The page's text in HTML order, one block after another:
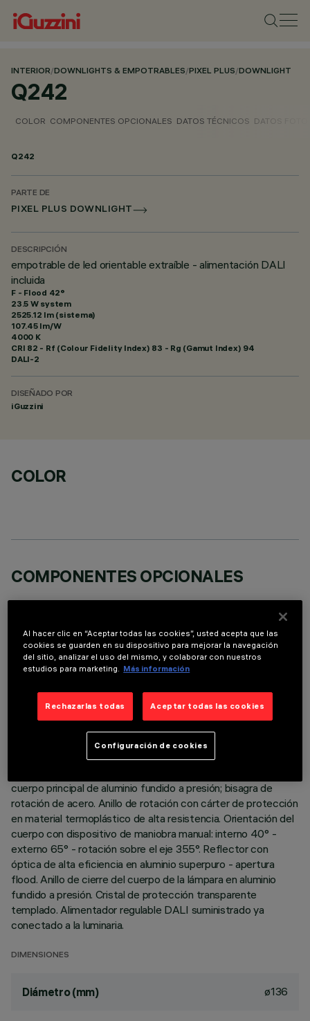
INTERIOR/DOWNLIGHTS & EMPOTRABLES/PIXEL PLUS/DOWNLIGHT
Q242
COLOR COMPONENTES OPCIONALES DATOS TÉCNICOS DATOS
Q242
PARTE DE
PIXEL PLUS DOWNLIGHT
DESCRIPCIÓN
empotrable de led orientable extraíble - alimentación DALI
incluida
F - Flood 42°
23.5 W system
2525.12 lm (sistema)
107.45 lm/W
4000 K
CRI 82 - Rf (Colour Fidelity Index) 83 - Rg (Gamut Index) 94
DALI-2
DISEÑADO POR
iGuzzini
COLOR
COMPONENTES OPCIONALES
DATOS TÉCNICOS
ÚLTIMA ACTUALIZACIÓN: 06/08/2026
Luminaria empotrable orientable extraíble para lámpara LED
cuerpo principal de aluminio fundido a presión; bisagra de
rotación de acero. Anillo de rotación con cárter de protección
en material termoplástico de alta resistencia. Orientación del
cuerpo con dispositivo de maniobra manual: interno 40° -
externo 65° - rotación sobre el eje 355°. Reflector con
óptica de alta eficiencia en aluminio superpuro - apertura
flood. Anillo de cierre del cuerpo de la lámpara en aluminio
fundido a presión. Cristal de protección transparente
templado. Alimentador regulable DALI suministrado ya
conectado a la luminaria.
DIMENSIONES
Diámetro (mm) ø136
Al hacer clic en “Aceptar todas las cookies”, usted acepta que las
cookies se guarden en su dispositivo para mejorar la navegación
del sitio, analizar el uso del mismo, y colaborar con nuestros
estudios para marketing.
Más información
Rechazarlas todas Aceptar todas las cookies
Configuración de cookies